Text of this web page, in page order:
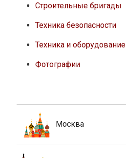
Строительные бригады
Техника безопасности
Техника и оборудование
Фотографии
Москва